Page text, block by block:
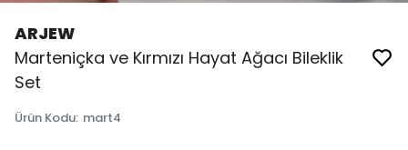
ARJEW
Marteniçka ve Kırmızı Hayat Ağacı Bileklik
Set
Ürün Kodu: mart4